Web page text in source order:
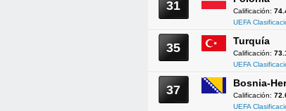
31 Calificación:
UEFA
35 Turquía
Calificación:
UEFA
37 Bosnia-
Calificación:
UEFA